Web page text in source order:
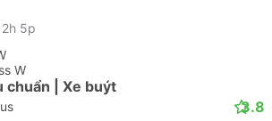
2h 5p
W
chuẩn | Xe buýt
3.8